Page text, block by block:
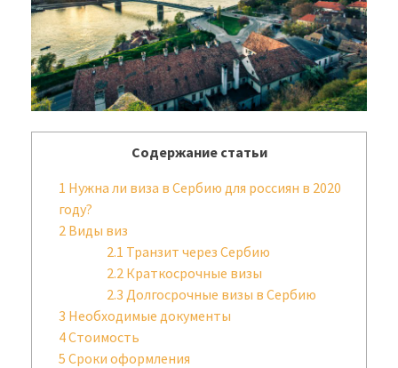
Содержание статьи
1 Нужна ли виза в Сербию для россиян в 2020
году?
2 Виды виз
2.1 Транзит через Сербию
2.2 Краткосрочные визы
2.3 Долгосрочные визы в Сербию
3 Необходимые документы
4Стоимость
5 Сроки оформления